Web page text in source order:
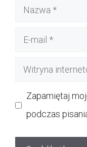
Nazwa
Witryna
Zapamiętaj
podczas